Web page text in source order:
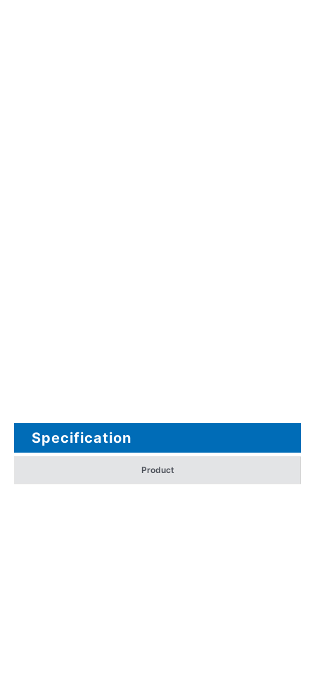
Specification
Product